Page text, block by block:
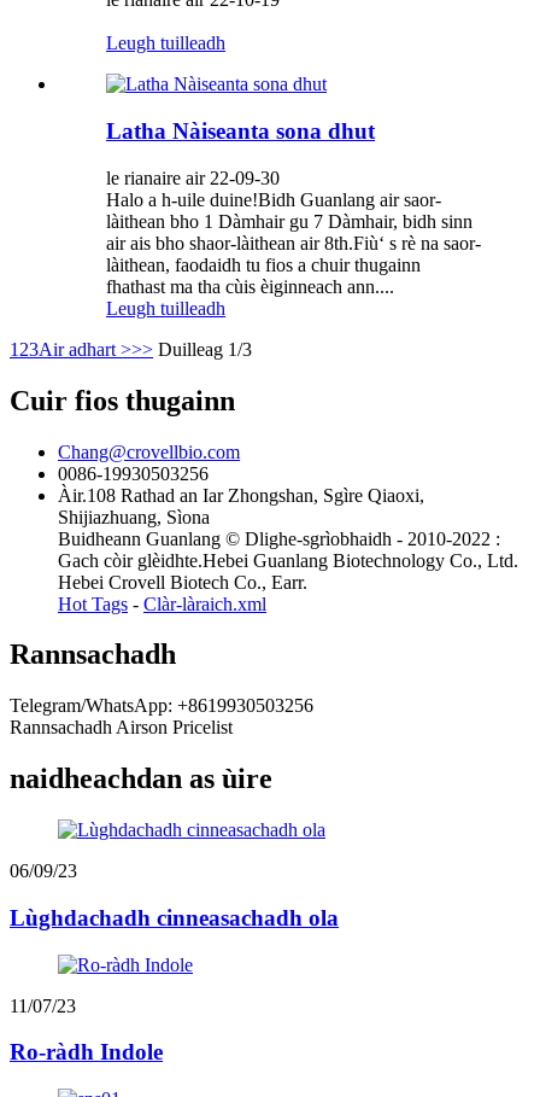
Leugh tuilleadh
Latha Nàiseanta sona dhut
le rianaire air 22-09-30
Halo a h-uile duine!Bidh Guanlang air saor-
làithean bho 1 Dàmhair gu 7 Dàmhair, bidh sinn
air ais bho shaor-làithean air 8th.Fiù‘ s rè na saor-
làithean, faodaidh tu fios a chuir thugainn
fhathast ma tha cùis èiginneach ann....
Leugh tuilleadh
1 23Air adhart >>> Duilleag 1/3
Cuir fios thugainn
Chang@crovellbio.com
0086-19930503256
Àir.108 Rathad an Iar Zhongshan, Sgìre Qiaoxi,
Shijiazhuang, Sìona
Buidheann Guanlang © Dlighe-sgrìobhaidh - 2010-2022 :
Gach còir glèidhte.Hebei Guanlang Biotechnology Co., Ltd.
Hebei Crovell Biotech Co., Earr.
Hot Tags - Clàr-làraich.xml
Rannsachadh
Telegram/WhatsApp: +8619930503256
Rannsachadh Airson Pricelist
naidheachdan as ùire
06/09/23
Lùghdachadh cinneasachadh ola
11/07/23
Ro-ràdh Indole